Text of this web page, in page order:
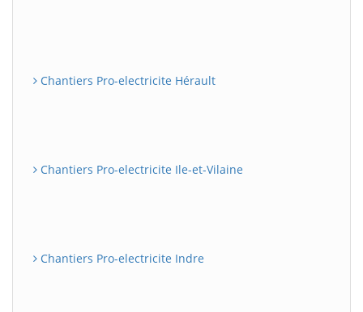
Chantiers Pro-electricite Hérault
Chantiers Pro-electricite Ile-et-Vilaine
Chantiers Pro-electricite Indre